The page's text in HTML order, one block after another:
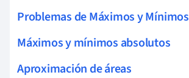
Problemas de Máximos y Mínimos
Máximos y mínimos absolutos
Aproximación de áreas